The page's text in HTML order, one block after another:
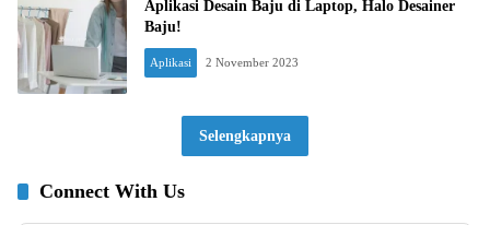
Aplikasi Desain Baju di Laptop, Halo Desainer
Baju!
Aplikasi 2 November 2023
Selengkapnya
Connect With Us